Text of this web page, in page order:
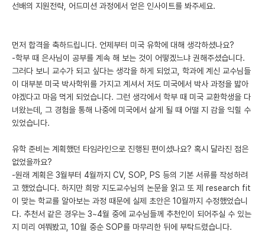
선배의 지원전략, 어드미션 과정에서 얻은 인사이트를 봐주세요.
먼저 합격을 축하드립니다. 언제부터 미국 유학에 대해 생각하셨나요?
-학부 때 은사님이 공부를 계속 해 보는 것이 어떻겠느냐 권해주셨습니다.
그러다 보니 교수가 되고 싶다는 생각을 하게 되었고, 학과에 계신 교수님들
이 대부분 미국 박사학위를 가지고 계셔서 저도 미국에서 박사 과정을 밟아
야겠다고 마음 먹게 되었습니다. 그런 생각에서 학부 때 미국 교환학생을 다
녀왔는데, 그 경험을 통해 나중에 미국에서 살게 될 때 어떨 지 감을 익힐 수
있었습니다.
유학 준비는 계획했던 타임라인으로 진행된 편이셨나요? 혹시 달라진 점은
없었을까요?
-원래 계획은 3월부터 4월까지 CV, SOP, PS 등의 기본 서류를 작성하려
고 했었습니다. 하지만 희망 지도교수님의 논문을 읽고 또 제 research fit
이 맞는 학교를 알아보는 과정 때문에 실제 초안은 10월까지 수정했었습니
다. 추천서 같은 경우는 3~4월 중에 교수님들께 추천인이 되어주실 수 있는
지 미리 여쭤봤고, 10월 중순 SOP를 마무리한 뒤에 부탁드렸습니다.